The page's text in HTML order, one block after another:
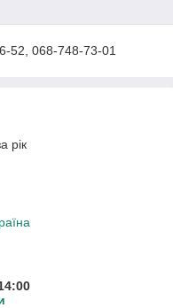
52, 068-748-73-01
рік